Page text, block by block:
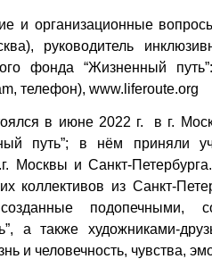
и организационные
руководитель
фонда “Жизненный
телефон), www.liferoute.org
в июне 2022 г. в г.
путь”; в нём приняли
Москвы и Санкт-
коллективов из Санкт-
подопечными,
а также художниками-
и человечность, чувства,